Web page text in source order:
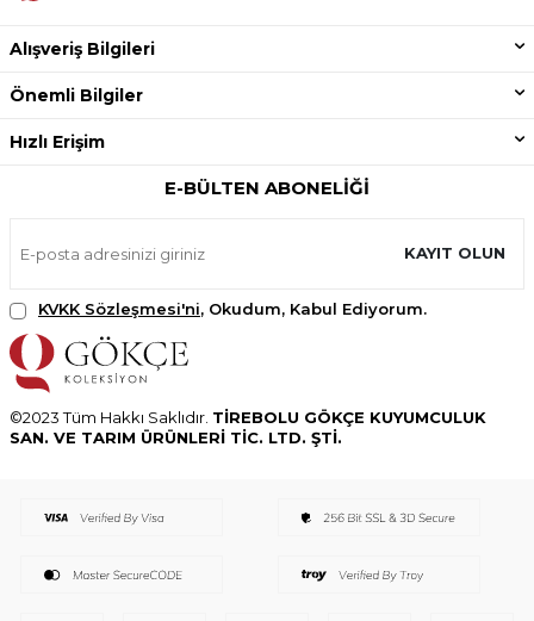
Alışveriş Bilgileri
Önemli Bilgiler
Hızlı Erişim
E-BÜLTEN ABONELIĞI
KAYIT OLUN
KVKK Sözleşmesi'ni, Okudum, Kabul Ediyorum.
©2023 Tüm Hakkı Saklıdır. TİREBOLU GÖKÇE KUYUMCULUK
SAN. VE TARIM ÜRÜNLERİ TİC. LTD. ŞTİ.